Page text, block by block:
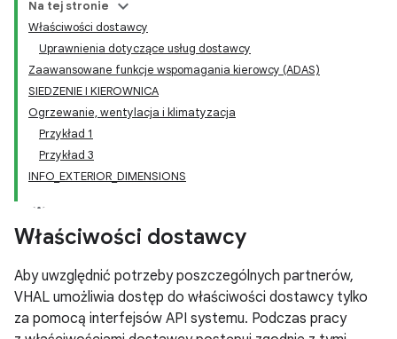
Na tej stronie
Właściwości dostawcy
Uprawnienia dotyczące usług dostawcy
Zaawansowane funkcje wspomagania kierowcy (ADAS)
SIEDZENIE I KIEROWNICA
Ogrzewanie, wentylacja i klimatyzacja
Przykład 1
Przykład 3
INFO_EXTERIOR_DIMENSIONS
Właściwości dostawcy
Aby uwzględnić potrzeby poszczególnych partnerów,
VHAL umożliwia dostęp do właściwości dostawcy tylko
za pomocą interfejsów API systemu. Podczas pracy